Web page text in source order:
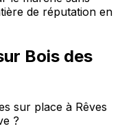
de réputation en
Bois des
sur place à Rêves
?